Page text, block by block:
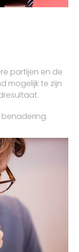
partijen en de
mogelijk te zijn